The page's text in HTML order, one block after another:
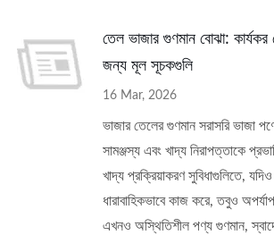
তেল ভাজার গুণমান বোঝা:
জন্য মূল সূচকগুলি
16 Mar, 2026
ভাজার তেলের গুণমান সরাসরি ভাজা
সামঞ্জস্য এবং খাদ্য নিরাপত্তাকে
খাদ্য প্রক্রিয়াকরণ সুবিধাগুলিতে, যদিও
ধারাবাহিকভাবে কাজ করে, তবুও
এখনও অস্থিতিশীল পণ্য গুণমান,